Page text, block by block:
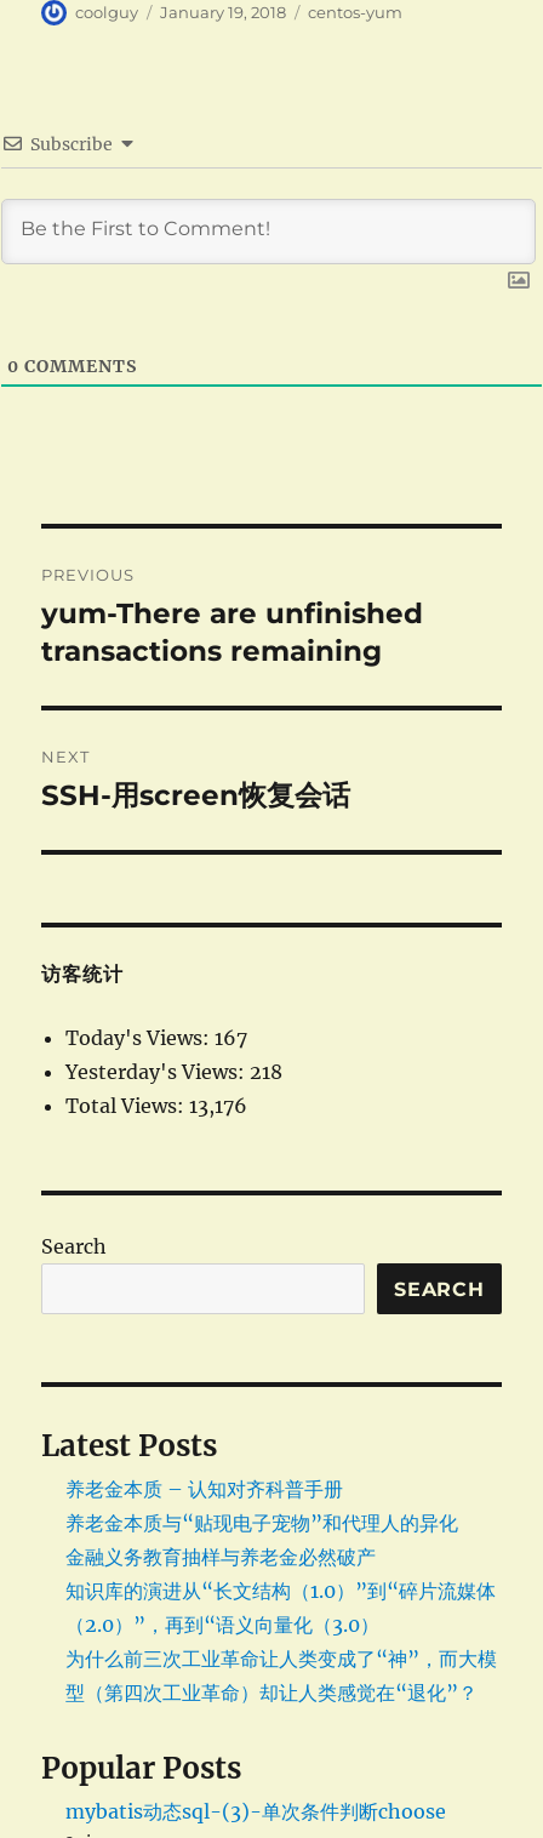
Author
coolguy
Posted
January 19, 2018 Categories
centos-yum
Subscribe
0 COMMENTS
navigation
PREVIOUS
Previous
post:
yum-There are unfinished
transactions remaining
NEXT
Next
SSH-用screen恢复会话
访客统计
Today's Views:167
Yesterday's Views:218
Total Views:13,176
Search
SEARCH
Latest Posts
养老金本质 – 认知对齐科普手册
养老金本质与“贴现电子宠物”和代理人的异化
金融义务教育抽样与养老金必然破产
知识库的演进从“长文结构（1.0）”到“碎片流媒体
（2.0）”，再到“语义向量化（3.0）
为什么前三次工业革命让人类变成了“神”，而大模
型（第四次工业革命）却让人类感觉在“退化”？
Popular Posts
mybatis动态sql-(3)-单次条件判断choose